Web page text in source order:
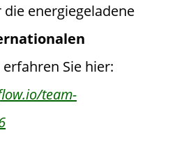
energiegeladene
erfahren Sie hier:
team-